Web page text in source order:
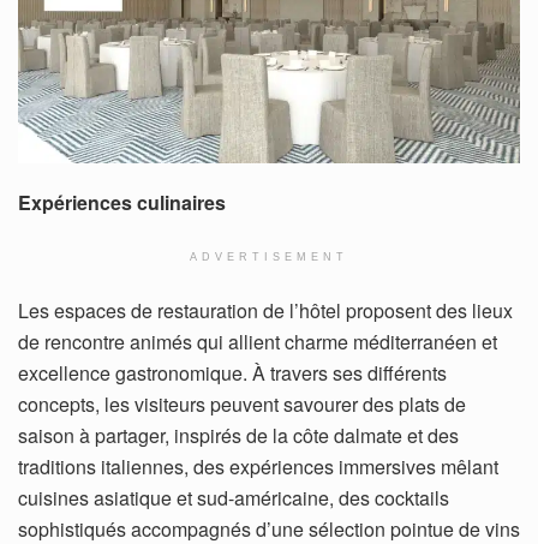
Expériences culinaires
ADVERTISEMENT
Les espaces de restauration de l’hôtel proposent des lieux
de rencontre animés qui allient charme méditerranéen et
excellence gastronomique. À travers ses différents
concepts, les visiteurs peuvent savourer des plats de
saison à partager, inspirés de la côte dalmate et des
traditions italiennes, des expériences immersives mêlant
cuisines asiatique et sud-américaine, des cocktails
sophistiqués accompagnés d’une sélection pointue de vins